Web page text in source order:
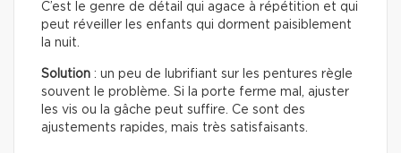
C’est le genre de détail qui agace à répétition et qui
peut réveiller les enfants qui dorment paisiblement
la nuit.
Solution : un peu de lubrifiant sur les pentures règle
souvent le problème. Si la porte ferme mal, ajuster
les vis ou la gâche peut suffire. Ce sont des
ajustements rapides, mais très satisfaisants.